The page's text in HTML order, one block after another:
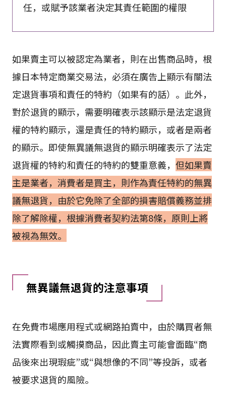
任，或賦予該業者決定其責任範圍的權限
如果賣主可以被認定為業者，則在出售商品時，根
據日本特定商業交易法，必須在廣告上顯示有關法
定退貨事項和責任的特約（如果有的話）。此外，
對於退貨的顯示，需要明確表示該顯示是法定退貨
權的特約顯示，還是責任的特約顯示，或者是兩者
的顯示。即使無異議無退貨的顯示明確表示了法定
退貨權的特約和責任的特約的雙重意義， 但如果賣
主是業者，消費者是買主，則作為責任特約的無異
議無退貨，由於它免除了全部的損害賠償義務並排
除了解除權，根據消費者契約法第8條，原則上將
被視為無效。
無異議無退貨的注意事項
在免費市場應用程式或網路拍賣中，由於購買者無
法實際看到或觸摸商品，因此賣主可能會面臨“商
品後來出現瑕疵”或“與想像的不同”等投訴，或者
被要求退貨的風險。